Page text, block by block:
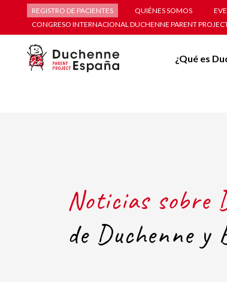
REGISTRO DE PACIENTES QUIÉNES SOMOS
CONGRESO INTERNACIONAL DUCHENNE PARENT
¿Qué es
Noticias sobre
de Duchenne y